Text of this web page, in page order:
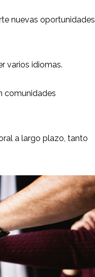
nuevas oportunidades
varios idiomas.
comunidades
a largo plazo, tanto